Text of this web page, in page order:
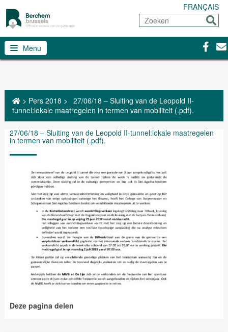
FRANÇAIS
Zoeken
Sturen
Menu
> Pers 2018 > 27/06/18 – Sluiting van de Leopold II-
tunnel:lokale maatregelen in termen van mobiliteit (.pdf).
27/06/18 – Sluiting van de Leopold II-tunnel:lokale maatregelen
in termen van mobiliteit (.pdf).
Deze pagina delen